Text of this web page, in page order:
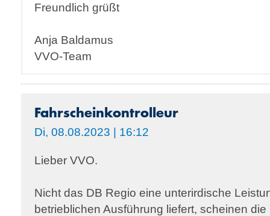
Freundlich grüßt
Anja Baldamus
VVO-Team
Fahrscheinkontrolleur
Di, 08.08.2023 | 16:12
Lieber VVO.
Nicht das DB Regio eine unterirdische
betrieblichen Ausführung liefert, scheinen